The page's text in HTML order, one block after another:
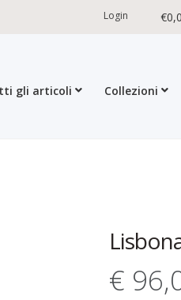
Login €
gli articoli Collezioni
€